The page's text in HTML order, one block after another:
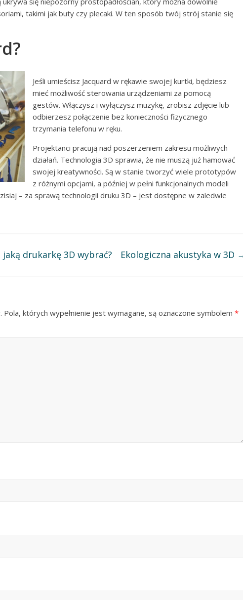
takimi jak buty czy plecaki. W ten sposób twój strój stanie się
Jeśli umieścisz Jacquard w rękawie swojej kurtki, będziesz
mieć możliwość sterowania urządzeniami za pomocą
gestów. Włączysz i wyłączysz muzykę, zrobisz zdjęcie lub
odbierzesz połączenie bez konieczności fizycznego
trzymania telefonu w ręku.
Projektanci pracują nad poszerzeniem zakresu możliwych
działań. Technologia 3D sprawia, że nie muszą już hamować
swojej kreatywności. Są w stanie tworzyć wiele prototypów
z różnymi opcjami, a później w pełni funkcjonalnych modeli
– za sprawą technologii druku 3D – jest dostępne w zaledwie
drukarkę 3D wybrać? Ekologiczna akustyka w 3D
Pola, których wypełnienie jest wymagane, są oznaczone symbolem *